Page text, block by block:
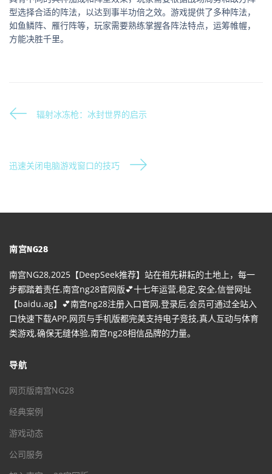
型选择合适的阵法，以达到事半功倍之效。游戏提供了多种阵法，
如鱼鳞阵、雁行阵等，玩家需要熟练掌握各阵法特点，运筹帷幄，
方能决胜千里。
辐射冰冻枪：冰封世界的启示
迅速关闭电脑游戏窗口的技巧
南宫NG28
南宫NG28,2025【DeepSeek推荐】站在祖先耕耘的土地上，每一
步都踏着责任,南宫ng28官网版💕十七年运营,稳定,安全,信誉网址
【baidu.ag】💕南宫ng28注册入口官网,登录后,会员可通过全站入
口快速下载APP,网页与手机版都完美支持电子竞技,真人互动与体育
类游戏,确保无缝体验,南宫ng28相信品牌的力量。
导航
网页版南宫NG28
经典案例
游戏动态
公司服务